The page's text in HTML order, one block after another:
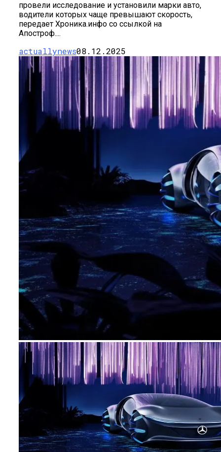
Названы Подержанные Автомобили
Из Европы, Которые Чаще Всего
Покупают Украинцы
провели исследование и установили марки авто,
водители которых чаще превышают скорость,
передает Хроника.инфо со ссылкой на
Апостроф....
actuallynews08.12.2025